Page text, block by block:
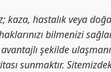
kaza, hastalık veya
bilmenizi
şekilde
sunmaktır.